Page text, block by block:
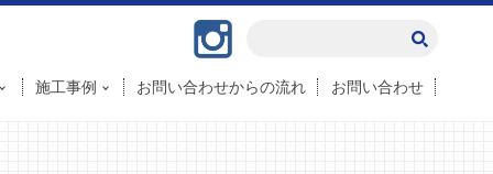
施工事例 お問い合わせからの流れ お問い合わせ